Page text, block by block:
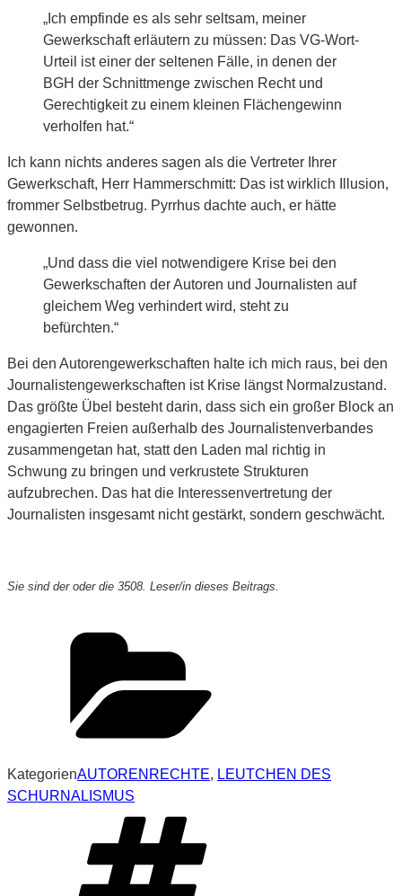
„Ich empfinde es als sehr seltsam, meiner
Gewerkschaft erläutern zu müssen: Das VG-Wort-
Urteil ist einer der seltenen Fälle, in denen der
BGH der Schnittmenge zwischen Recht und
Gerechtigkeit zu einem kleinen Flächengewinn
verholfen hat.“
Ich kann nichts anderes sagen als die Vertreter Ihrer
Gewerkschaft, Herr Hammerschmitt: Das ist wirklich Illusion,
frommer Selbstbetrug. Pyrrhus dachte auch, er hätte
gewonnen.
„Und dass die viel notwendigere Krise bei den
Gewerkschaften der Autoren und Journalisten auf
gleichem Weg verhindert wird, steht zu
befürchten.“
Bei den Autorengewerkschaften halte ich mich raus, bei den
Journalistengewerkschaften ist Krise längst Normalzustand.
Das größte Übel besteht darin, dass sich ein großer Block an
engagierten Freien außerhalb des Journalistenverbandes
zusammengetan hat, statt den Laden mal richtig in
Schwung zu bringen und verkrustete Strukturen
aufzubrechen. Das hat die Interessenvertretung der
Journalisten insgesamt nicht gestärkt, sondern geschwächt.
Sie sind der oder die 3508. Leser/in dieses Beitrags.
KategorienAUTORENRECHTE, LEUTCHEN DES
SCHURNALISMUS